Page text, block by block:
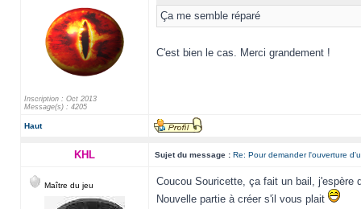
Inscription : Oct 2013
Message(s) : 4205
Ça me semble réparé
C'est bien le cas. Merci grandement !
Haut
KHL Sujet du message : Re: Pour demander l'ouverture
Maître du jeu
Coucou Souricette, ça fait un bail, j'espère
Nouvelle partie à créer s'il vous plait